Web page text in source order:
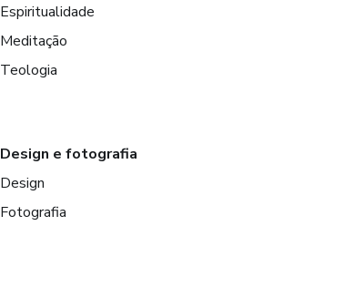
Espiritualidade
Meditação
Teologia
Design e fotografia
Design
Fotografia